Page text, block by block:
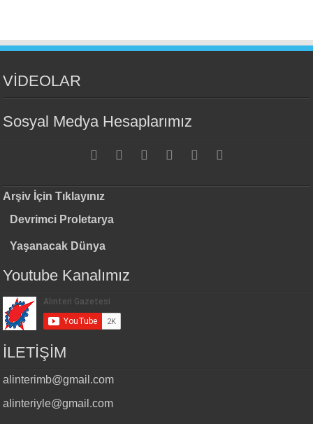
VİDEOLAR
Sosyal Medya Hesaplarımız
Arşiv İçin Tıklayınız
Devrimci Proletarya
Yaşanacak Dünya
Youtube Kanalımız
İLETİŞİM
alinterimb@gmail.com
alinteriyle@gmail.com